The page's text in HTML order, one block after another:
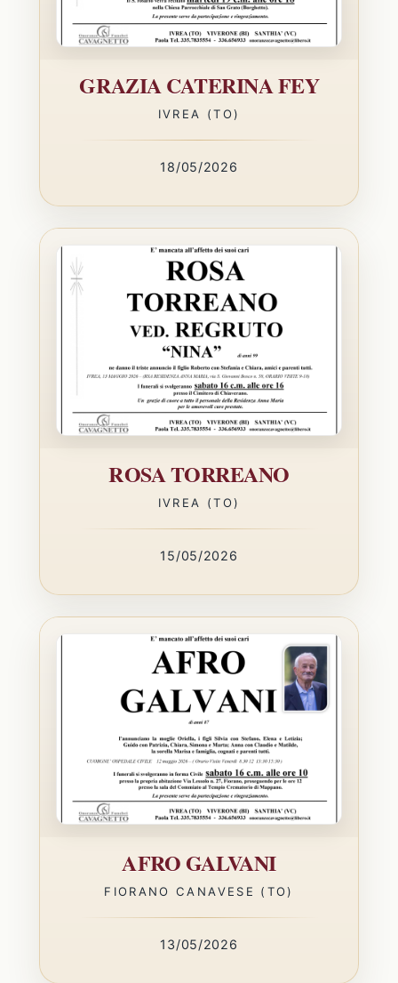
GRAZIA CATERINA FEY
IVREA (TO)
18/05/2026
ROSA TORREANO
IVREA (TO)
15/05/2026
AFRO GALVANI
FIORANO CANAVESE (TO)
13/05/2026